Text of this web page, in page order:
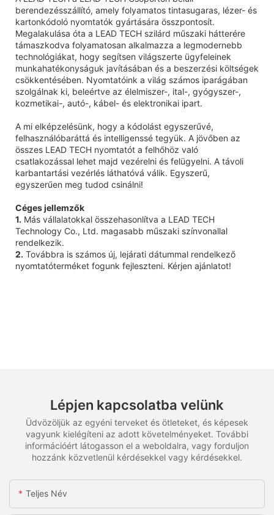
berendezésszállító, amely folyamatos tintasugaras, lézer- és
kartonkódoló nyomtatók gyártására összpontosít.
Megalakulása óta a LEAD TECH szilárd műszaki hátterére
támaszkodva folyamatosan alkalmazza a legmodernebb
technológiákat, hogy segítsen világszerte ügyfeleinek
munkahatékonyságuk javításában és a beszerzési költségek
csökkentésében. Nyomtatóink a világ számos iparágában
szolgálnak ki, beleértve az élelmiszer-, ital-, gyógyszer-,
kozmetikai-, autó-, kábel- és elektronikai ipart.
A mi elképzelésünk, hogy a kódolást egyszerűvé,
felhasználóbaráttá és intelligenssé tegyük. A jövőben az
összes LEAD TECH nyomtatót a felhőhöz való
csatlakozással lehet majd vezérelni és felügyelni. A távoli
karbantartási vezérlés láthatóvá válik. Egyszerű,
egyszerűen meg tudod csinálni!
Céges jellemzők
1. Más vállalatokkal összehasonlítva a LEAD TECH
Technology Co., Ltd. magasabb műszaki színvonallal
rendelkezik.
2. Továbbra is számos új, lejárati dátummal rendelkező
nyomtatóterméket fogunk fejleszteni. Kérjen ajánlatot!
Lépjen kapcsolatba velünk
Üdvözöljük az egyéni terveket és ötleteket, és képesek
vagyunk kielégíteni az adott követelményeket. További
információért látogasson el a weboldalra, vagy forduljon
hozzánk közvetlenül kérdésekkel vagy kérdésekkel.
Teljes Név